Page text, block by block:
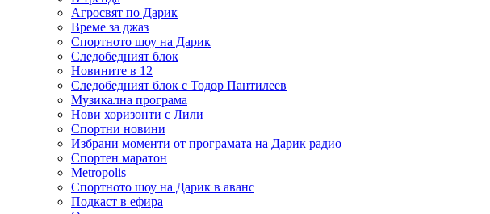
Агросвят по Дарик
Време за джаз
Спортното шоу на Дарик
Следобедният блок
Новините в 12
Следобедният блок с Тодор Пантилеев
Музикална програма
Нови хоризонти с Лили
Спортни новини
Избрани моменти от програмата на Дарик радио
Спортен маратон
Metropolis
Спортното шоу на Дарик в аванс
Подкаст в ефира